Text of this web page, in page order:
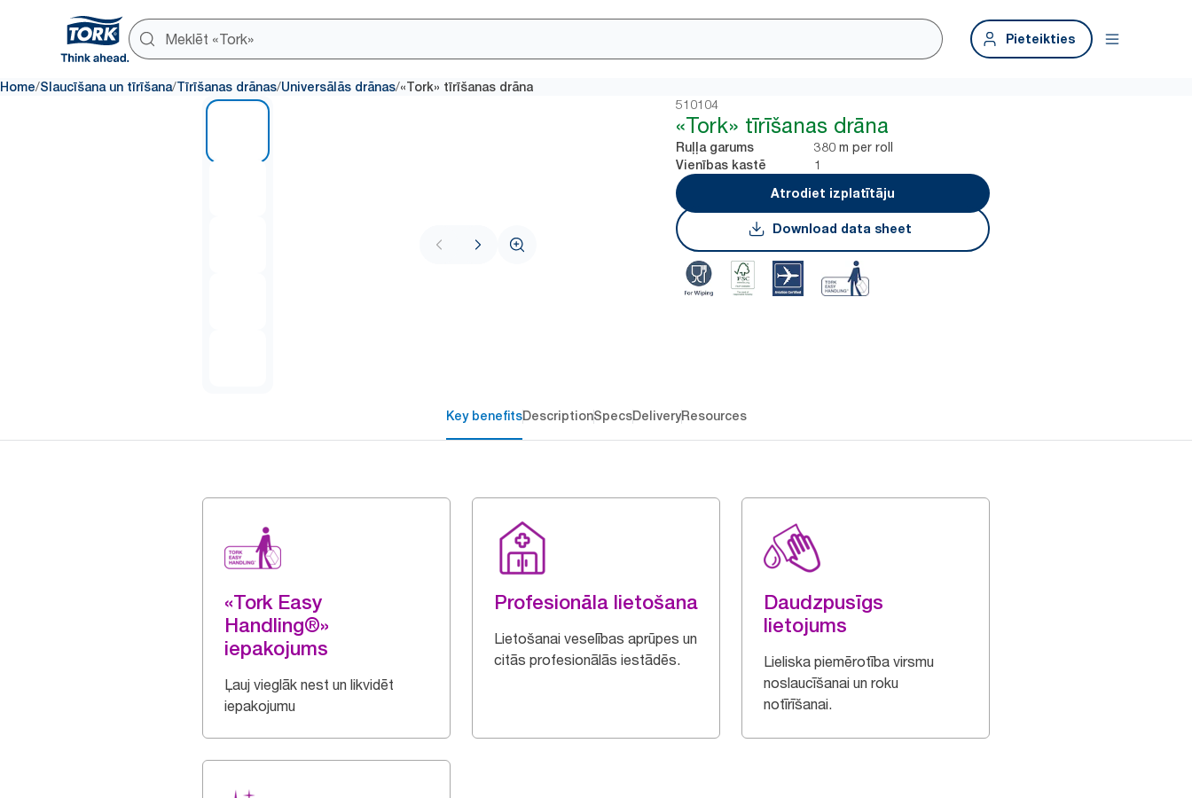
Pieteikties
Home/Slaucīšana un tīrīšana/Tīrīšanas drānas/Universālās drānas/«Tork» tīrīšanas drāna
510104
«Tork» tīrīšanas drāna
Ruļļa garums 380 m per roll
Vienības kastē
1
Atrodiet izplatītāju
Download data sheet
Key benefitsDescriptionSpecsDeliveryResources
«Tork Easy
Handling®»
iepakojums
Ļauj vieglāk nest un likvidēt
iepakojumu
Profesionāla lietošana
Lietošanai veselības aprūpes un
citās profesionālās iestādēs.
Daudzpusīgs
lietojums
Lieliska piemērotība virsmu
noslaucīšanai un roku
notīrīšanai.